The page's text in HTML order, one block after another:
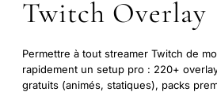
Twitch Overlay
Permettre à tout streamer Twitch de
rapidement un setup pro : 220+
gratuits (animés, statiques), packs